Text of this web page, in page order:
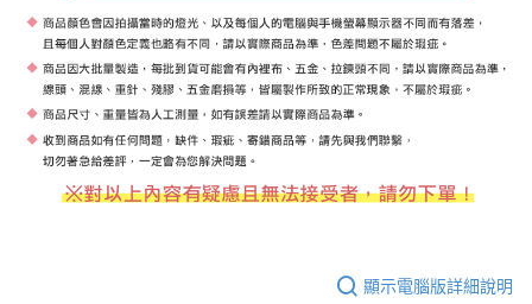
顯示電腦版詳細說明